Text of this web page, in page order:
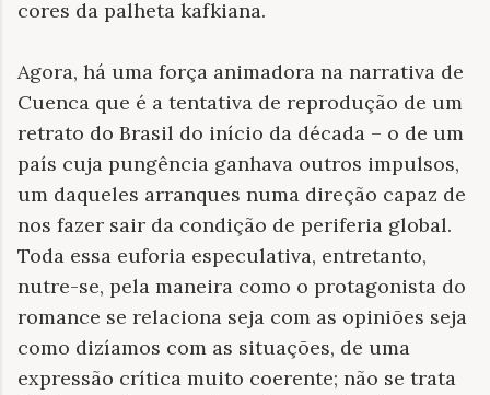
cores da palheta kafkiana.
Agora, há uma força animadora na narrativa de
Cuenca que é a tentativa de reprodução de um
retrato do Brasil do início da década – o de um
país cuja pungência ganhava outros impulsos,
um daqueles arranques numa direção capaz de
nos fazer sair da condição de periferia global.
Toda essa euforia especulativa, entretanto,
nutre-se, pela maneira como o protagonista do
romance se relaciona seja com as opiniões seja
como dizíamos com as situações, de uma
expressão crítica muito coerente; não se trata